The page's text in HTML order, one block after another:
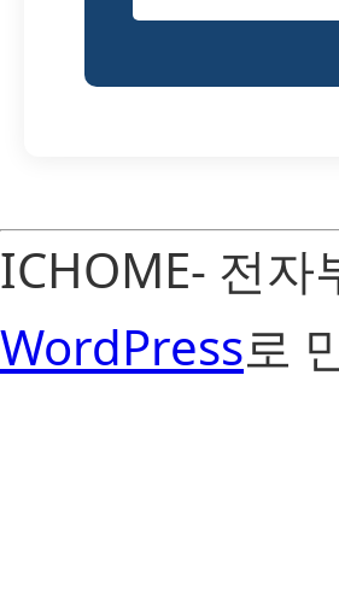
ICHOME- 전자
WordPress로